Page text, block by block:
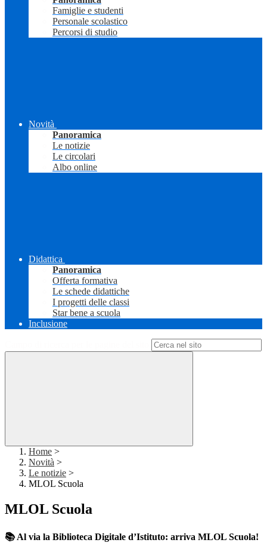
Famiglie e studenti
Personale scolastico
Percorsi di studio
Novità
Panoramica
Le notizie
Le circolari
Albo online
Didattica
Panoramica
Offerta formativa
Le schede didattiche
I progetti delle classi
Star bene a scuola
Inclusione
Home >
Novità >
Le notizie >
MLOL Scuola
MLOL Scuola
📚 Al via la Biblioteca Digitale d’Istituto: arriva MLOL Scuola!